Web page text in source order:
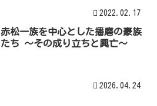
2022.02.17
赤松一族を中心とした播磨の豪族
たち 〜その成り立ちと興亡〜
2026.04.24